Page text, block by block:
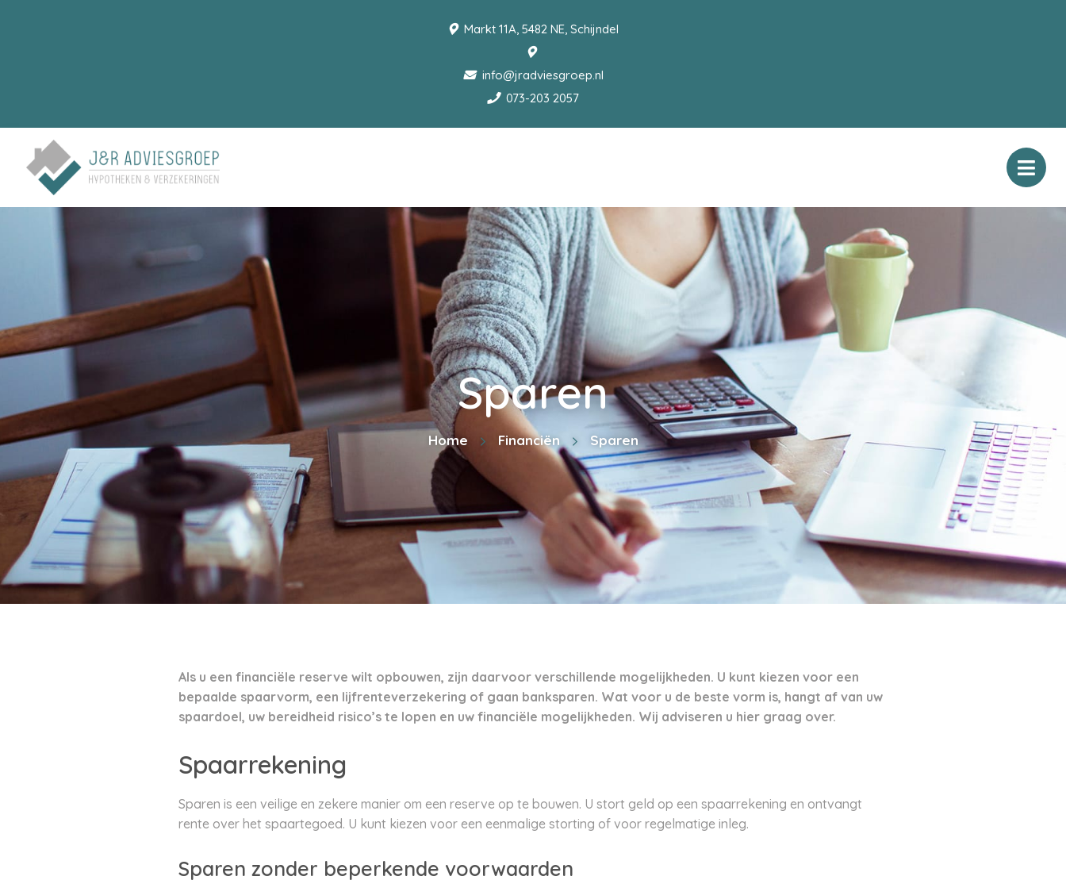
Markt 11A, 5482 NE, Schijndel
info@jradviesgroep.nl
073-203 2057
Sparen
Home Financiën Sparen
Als u een financiële reserve wilt opbouwen, zijn daarvoor verschillende mogelijkheden. U kunt kiezen voor een
bepaalde spaarvorm, een lijfrenteverzekering of gaan banksparen. Wat voor u de beste vorm is, hangt af van uw
spaardoel, uw bereidheid risico’s te lopen en uw financiële mogelijkheden. Wij adviseren u hier graag over.
Spaarrekening
Sparen is een veilige en zekere manier om een reserve op te bouwen. U stort geld op een spaarrekening en ontvangt
rente over het spaartegoed. U kunt kiezen voor een eenmalige storting of voor regelmatige inleg.
Sparen zonder beperkende voorwaarden